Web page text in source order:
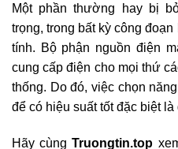
Một phần thường hay bị
trọng, trong bất kỳ công
tính. Bộ phận nguồn điện
cung cấp điện cho mọi thứ
thống. Do đó, việc chọn
để có hiệu suất tốt đặc biệt là
Hãy cùngTruongtin.top